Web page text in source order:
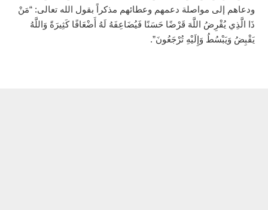
ودعاهم إلى مواصلة دعمهم وعطائهم مذكراً بقول الله تعالى: “مَنْ
ذَا الَّذِي يُقْرِضُ اللَّهَ قَرْضًا حَسَنًا فَيُضَاعِفَهُ لَهُ أَضْعَافًا كَثِيرَةً وَاللَّهُ
يَقْبِضُ وَيَبْسُطُ وَإِلَيْهِ تُرْجَعُونَ”.